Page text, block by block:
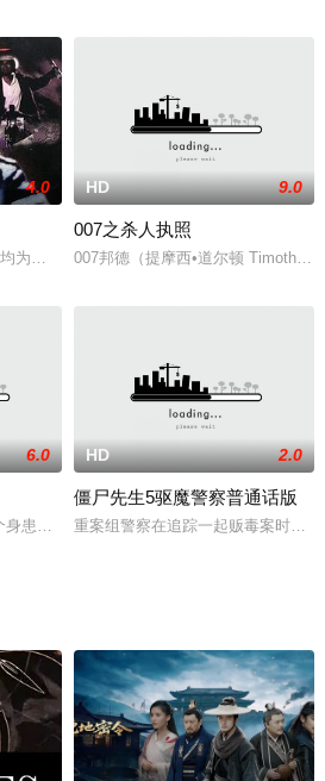
。她们分别是：
牺牲的士兵的尸体冰冻起来，植入电脑芯片，
4.0
为夜之女, 杀人手法极之凶残, 凶手行凶时是
HD 9.0
007之杀人执照
007邦德（提摩西•道尔顿 Timothy
力，派出军舰前
利，搞出了一系列的阴谋，首先是科斯柯夫假
6.0
患绝症的警察，他的前途暗淡无光，他接到
HD 2.0
僵尸先生5驱魔警察普通话版
重案组警察在追踪一起贩毒案时遭